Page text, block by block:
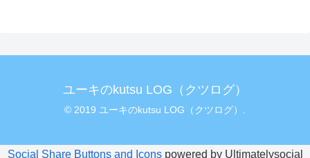
ユーキのkutsu LOG（クツログ）
© 2019 ユーキのkutsu LOG（クツログ）.
Social Share Buttons and Iconspowered by Ultimatelysocial